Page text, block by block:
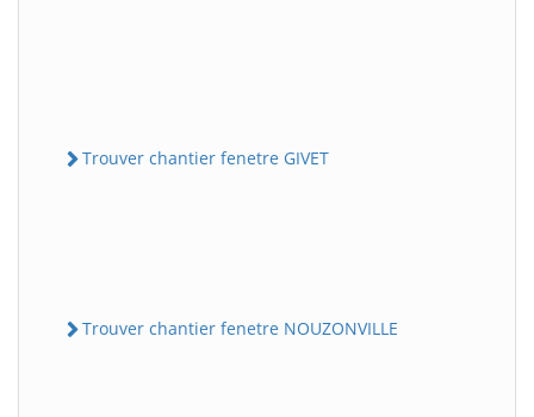
Trouver chantier fenetre GIVET
Trouver chantier fenetre NOUZONVILLE